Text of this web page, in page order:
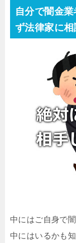
自分で闇金
ず法律家に相
中にはご自身で
中にはいるかも知